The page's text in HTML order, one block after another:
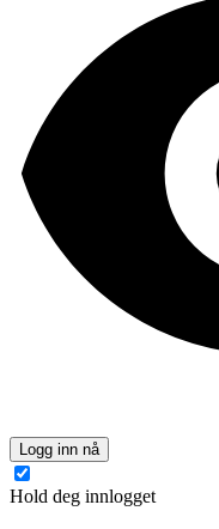
Logg inn nå
Hold deg innlogget